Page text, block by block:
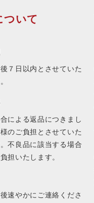
ついて
７日以内とさせていた
による返品につきまし
のご負担とさせていた
不良品に該当する場合
担いたします。
速やかにご連絡くださ